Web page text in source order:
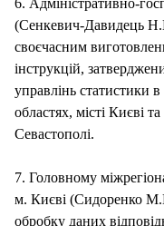
6. Адміністративно-
(Сенкевич-Давидець
своєчасним
інструкцій,
управлінь статистики
областях, місті Києві
Севастополі.
7. Головному
м. Києві (Сидоренко
обробку даних